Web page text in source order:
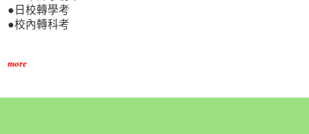
●日校轉學考
●校內轉科考
more